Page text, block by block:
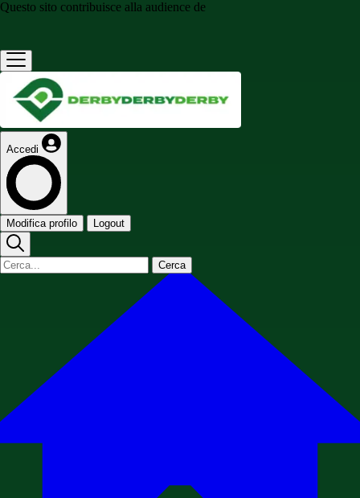
Questo sito contribuisce alla audience de
Accedi
Modifica profilo Logout
Cerca